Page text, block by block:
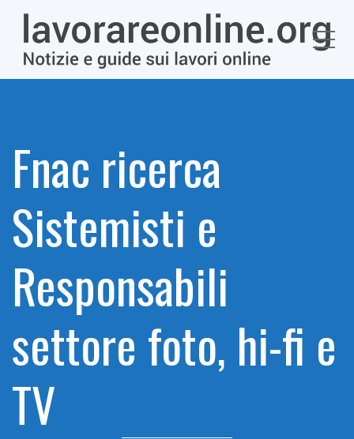
Fnac ricerca
Sistemisti e
Responsabili
settore foto, hi-fi e
TV